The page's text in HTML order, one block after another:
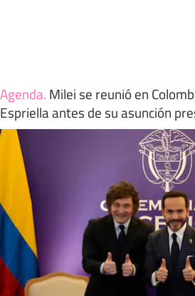
Agenda. Milei se reunió en
Espriella antes de su asunción